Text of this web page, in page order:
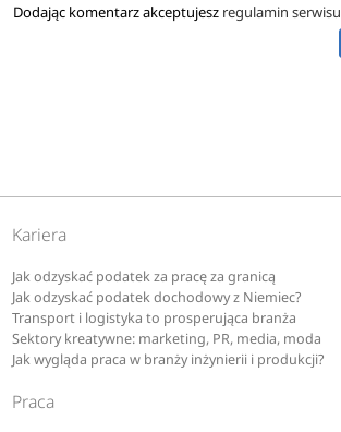
Dodając komentarz akceptujesz regulamin serwisu
Kariera
Jak odzyskać podatek za pracę za granicą
Jak odzyskać podatek dochodowy z Niemiec?
Transport i logistyka to prosperująca branża
Sektory kreatywne: marketing, PR, media, moda
Jak wygląda praca w branży inżynierii i produkcji?
Praca